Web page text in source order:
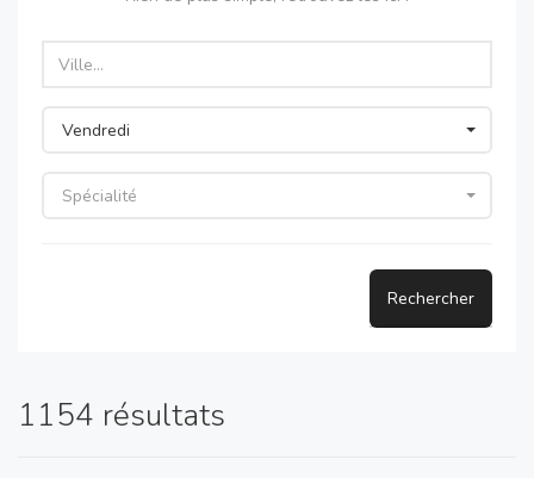
Vendredi
Spécialité
Rechercher
1154 résultats